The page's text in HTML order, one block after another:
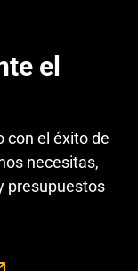
el
con el éxito de
necesitas,
presupuestos